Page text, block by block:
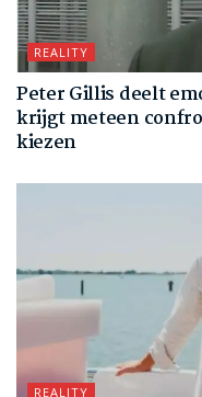
REALITY
Peter Gillis deelt
krijgt meteen
kiezen
REALITY